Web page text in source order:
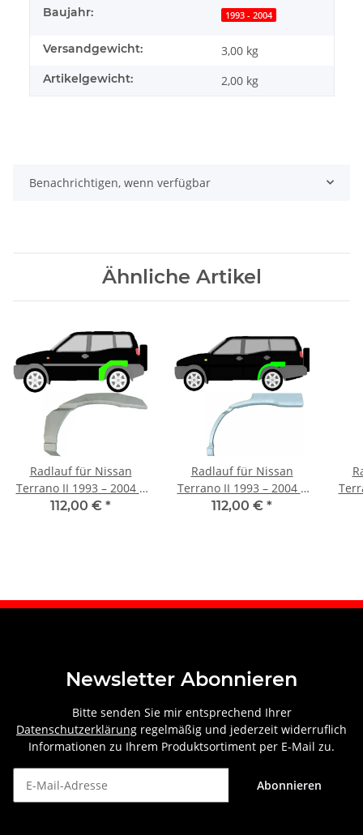
Baujahr: 1993 - 2004
Versandgewicht: 3,00 kg
Artikelgewicht: 2,00 kg
Benachrichtigen, wenn verfügbar
Ähnliche Artikel
Radlauf für Nissan
Terrano II 1993 – 2004 3
Türer links
112,00 € *
Radlauf für Nissan
Terrano II 1993 – 2004 5
Türer links
112,00 € *
Newsletter Abonnieren
Bitte senden Sie mir entsprechend Ihrer
Datenschutzerklärung regelmäßig und jederzeit widerruflich
Informationen zu Ihrem Produktsortiment per E-Mail zu.
Abonnieren